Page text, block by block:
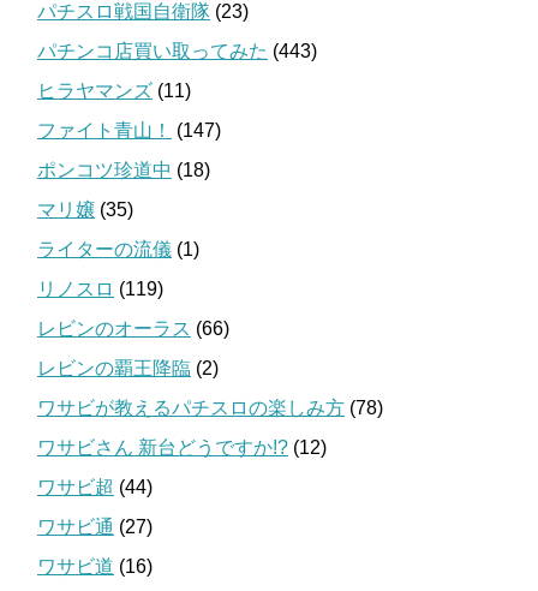
パチスロ戦国自衛隊 (23)
パチンコ店買い取ってみた (443)
ヒラヤマンズ (11)
ファイト青山！
(147)
ポンコツ珍道中 (18)
マリ嬢 (35)
ライターの流儀 (1)
リノスロ (119)
レビンのオーラス (66)
レビンの覇王降臨 (2)
ワサビが教えるパチスロの楽しみ方 (78)
ワサビさん 新台どうですか!? (12)
ワサビ超 (44)
ワサビ通 (27)
ワサビ道 (16)